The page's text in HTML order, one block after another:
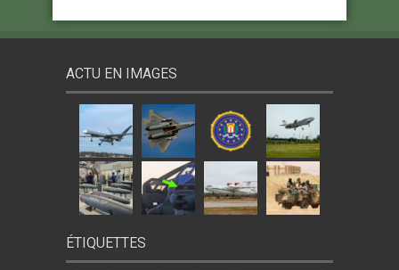
ACTU EN IMAGES
ÉTIQUETTES